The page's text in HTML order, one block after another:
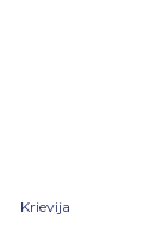
Krievija